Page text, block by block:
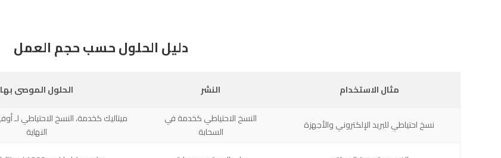
دليل الحلول حسب حجم العمل
الحلول الموصى بها النشر مثال الاستخدام
النهاية
النسخ الاحتياطي كخدمة في
السحابة
نسخ احتياطي للبريد الإلكتروني والأجهزة